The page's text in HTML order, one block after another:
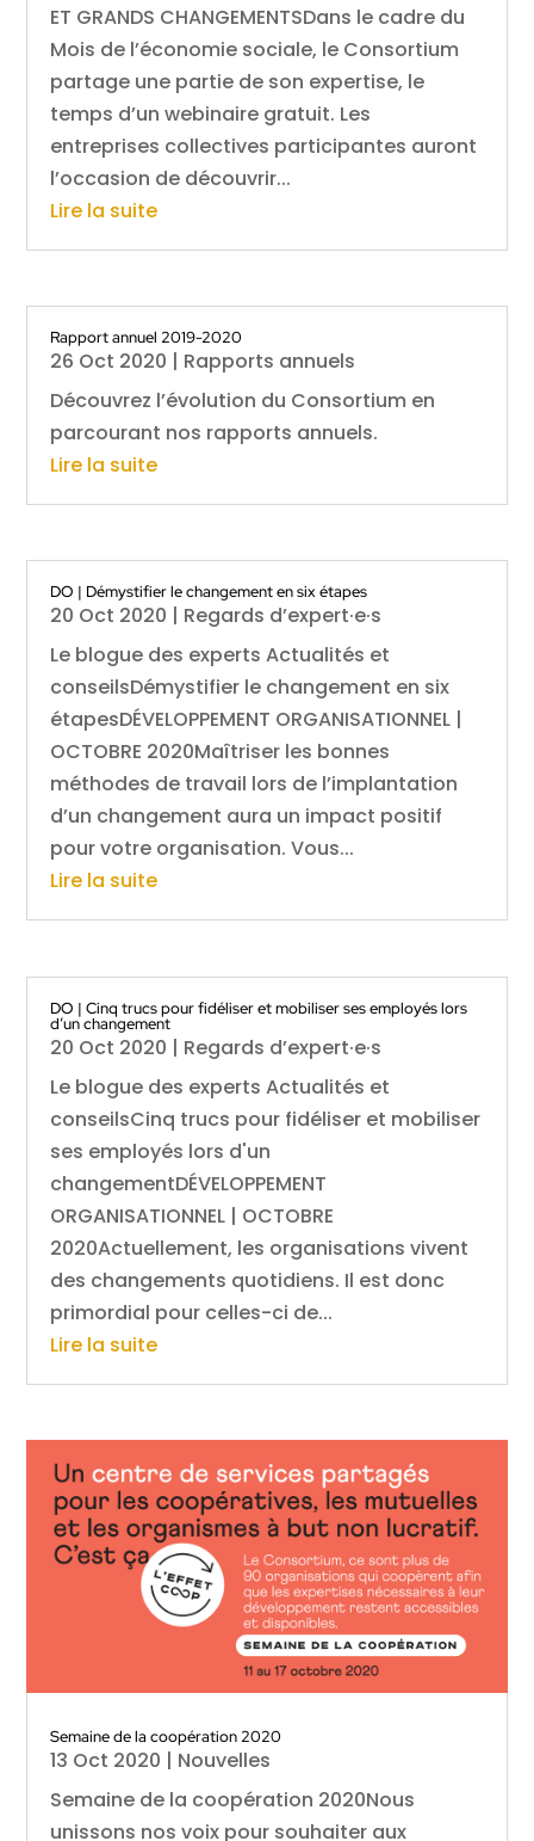
ET GRANDS CHANGEMENTSDans le cadre du
Mois de l’économie sociale, le Consortium
partage une partie de son expertise, le
temps d’un webinaire gratuit. Les
entreprises collectives participantes auront
l’occasion de découvrir...
Lire la suite
Rapport annuel 2019-2020
26 Oct 2020 | Rapports annuels
Découvrez l’évolution du Consortium en
parcourant nos rapports annuels.
Lire la suite
DO | Démystifier le changement en six étapes
20 Oct 2020 | Regards d’expert·e·s
Le blogue des experts Actualités et
conseilsDémystifier le changement en six
étapesDÉVELOPPEMENT ORGANISATIONNEL |
OCTOBRE 2020Maîtriser les bonnes
méthodes de travail lors de l’implantation
d’un changement aura un impact positif
pour votre organisation. Vous...
Lire la suite
DO | Cinq trucs pour fidéliser et mobiliser ses employés lors
d’un changement
20 Oct 2020 | Regards d’expert·e·s
Le blogue des experts Actualités et
conseilsCinq trucs pour fidéliser et mobiliser
ses employés lors d'un
changementDÉVELOPPEMENT
ORGANISATIONNEL | OCTOBRE
2020Actuellement, les organisations vivent
des changements quotidiens. Il est donc
primordial pour celles-ci de...
Lire la suite
Semaine de la coopération 2020
13 Oct 2020 | Nouvelles
Semaine de la coopération 2020Nous
unissons nos voix pour souhaiter aux